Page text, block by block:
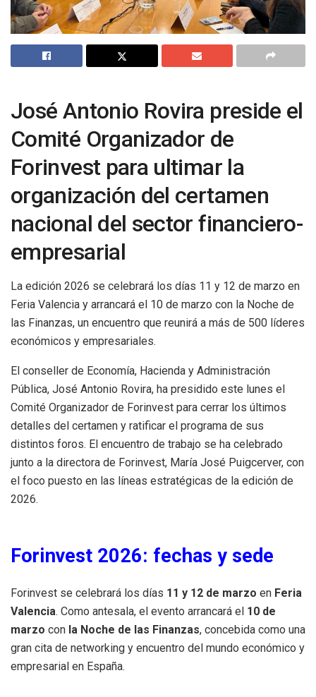
José Antonio Rovira preside el
Comité Organizador de
Forinvest para ultimar la
organización del certamen
nacional del sector financiero-
empresarial
La edición 2026 se celebrará los días 11 y 12 de marzo en
Feria Valencia y arrancará el 10 de marzo con la Noche de
las Finanzas, un encuentro que reunirá a más de 500 líderes
económicos y empresariales.
El conseller de Economía, Hacienda y Administración
Pública, José Antonio Rovira, ha presidido este lunes el
Comité Organizador de Forinvest para cerrar los últimos
detalles del certamen y ratificar el programa de sus
distintos foros. El encuentro de trabajo se ha celebrado
junto a la directora de Forinvest, María José Puigcerver, con
el foco puesto en las líneas estratégicas de la edición de
2026.
Forinvest 2026: fechas y sede
Forinvest se celebrará los días 11 y 12 de marzo en Feria
Valencia. Como antesala, el evento arrancará el 10 de
marzo con la Noche de las Finanzas, concebida como una
gran cita de networking y encuentro del mundo económico y
empresarial en España.